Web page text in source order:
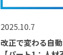
2025.10.7
改正で変わる自